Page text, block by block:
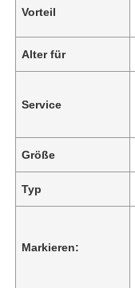
Vorteil
Alter für
Service
Größe
Typ
Markieren: